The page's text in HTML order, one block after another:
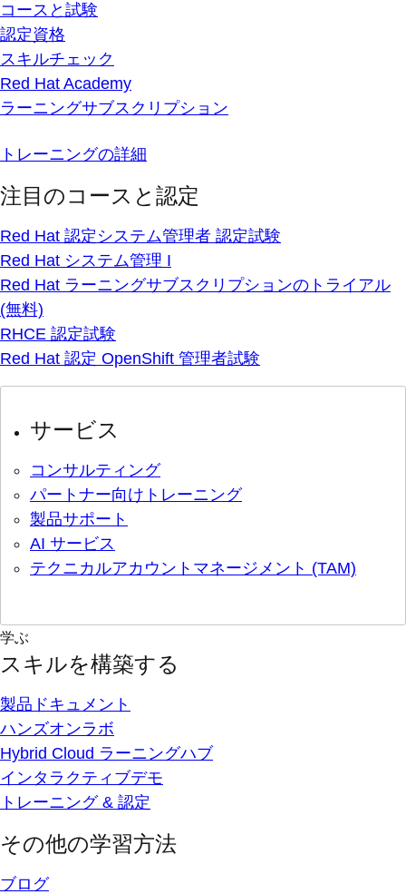
コースと試験
認定資格
スキルチェック
Red Hat Academy
ラーニングサブスクリプション
トレーニングの詳細
注目のコースと認定
Red Hat 認定システム管理者 認定試験
Red Hat システム管理 I
Red Hat ラーニングサブスクリプションのトライアル
(無料)
RHCE 認定試験
Red Hat 認定 OpenShift 管理者試験
サービス
コンサルティング
パートナー向けトレーニング
製品サポート
AI サービス
テクニカルアカウントマネージメント (TAM)
学ぶ
スキルを構築する
製品ドキュメント
ハンズオンラボ
Hybrid Cloud ラーニングハブ
インタラクティブデモ
トレーニング & 認定
その他の学習方法
ブログ